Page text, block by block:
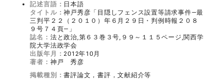
記述言語： 日本語
タイトル：神戸秀彦「目隠しフェンス設置等請求事件―最
三判平２２（２０１０）年６月２９日・判例時報２０８
９号７４頁―」
誌名： 法と政治,第６３巻３号,９９～１１５ページ,関西学
院大学法政学会
出版年月：2012年10月
著者： 神戸 秀彦
掲載種別：書評論文，書評，文献紹介等